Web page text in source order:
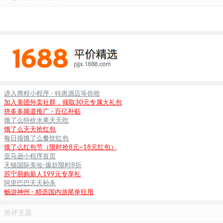
进入携程小程序 - 特惠酒店等你抢
加入美团外卖社群，领取30元专属大礼包
拼多多频道推广 - 百亿补贴
饿了么特价水果天天吃
饿了么天天抢红包
每日领饿了么餐饮红包
饿了么红包节（限时抢8元~18元红包）
亚马逊小程序首页
天猫国际美妆-爆款限时8折
苏宁易购新人199元专享礼
阿里巴巴天天秒杀
畅游神州 - 精选国内游尾单狂甩
热评主题